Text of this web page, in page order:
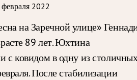
2022
на Заречной улице»
89 лет. Юхтина
с ковидом в одну из
После стабилизации